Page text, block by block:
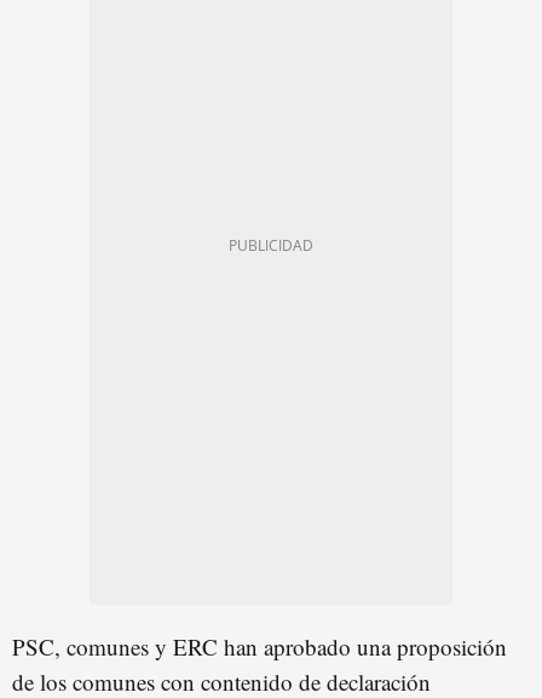
PSC, comunes y ERC han aprobado una proposición
de los comunes con contenido de declaración